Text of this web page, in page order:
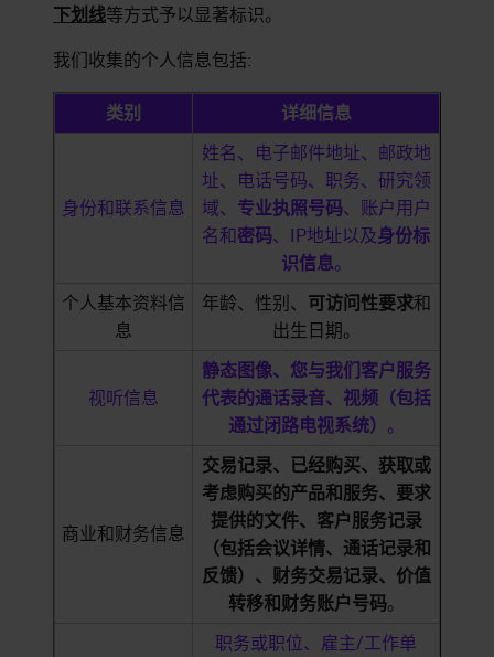
下划线等方式予以显著标识。
我们收集的个人信息包括:
类别 详细信息
身份和联系信息
姓名、电子邮件地址、邮政地
址、电话号码、职务、研究领
域、 专业执照号码、账户用户
名和密码、IP地址以及身份标
识信息。
个人基本资料信
息
年龄、性别、 可访问性要求和
出生日期。
视听信息
静态图像、您与我们客户服务
代表的通话录音、视频（包括
通过闭路电视系统） 。
商业和财务信息
交易记录、已经购买、获取或
考虑购买的产品和服务、要求
提供的文件、客户服务记录
（包括会议详情、通话记录和
反馈）、财务交易记录、价值
转移和财务账户号码。
职务或职位、雇主/工作单